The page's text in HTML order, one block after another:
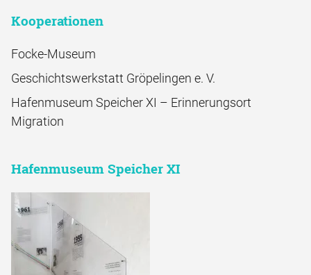
Kooperationen
Focke-Museum
Geschichtswerkstatt Gröpelingen e. V.
Hafenmuseum Speicher XI – Erinnerungsort
Migration
Hafenmuseum Speicher XI